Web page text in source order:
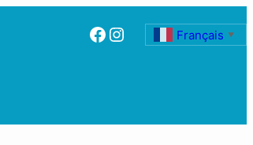
Facebook
InstagramFrançais ▼